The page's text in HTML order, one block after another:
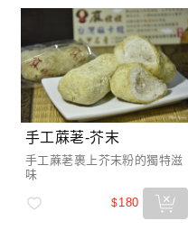
手工蔴荖-芥末
手工蔴荖裹上芥末粉的獨特滋
味
$180